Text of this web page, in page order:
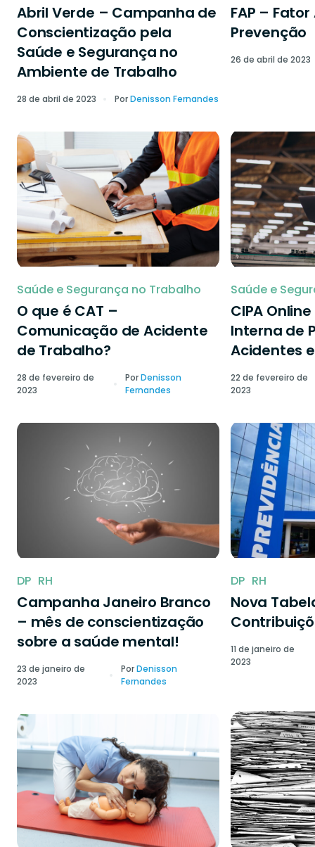
Abril Verde – Campanha de
Conscientização pela
Saúde e Segurança no
Ambiente de Trabalho
28 de abril de 2023 PorDenisson Fernandes
FAP –
Prevenção
26 de abril de 2023
Saúde e Segurança no Trabalho
O que é CAT –
Comunicação de Acidente
de Trabalho?
28 de fevereiro de
2023
PorDenisson
Fernandes
Saúde e
CIPA
Interna de
Acidentes
22 de fevereiro de
2023
DP RH
Campanha Janeiro Branco
– mês de conscientização
sobre a saúde mental!
23 de janeiro de
2023
PorDenisson
Fernandes
DP RH
Nova
11 de janeiro de
2023